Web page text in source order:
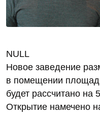
NULL
Новое заведение
в помещении
будет рассчитано на
Открытие намечено